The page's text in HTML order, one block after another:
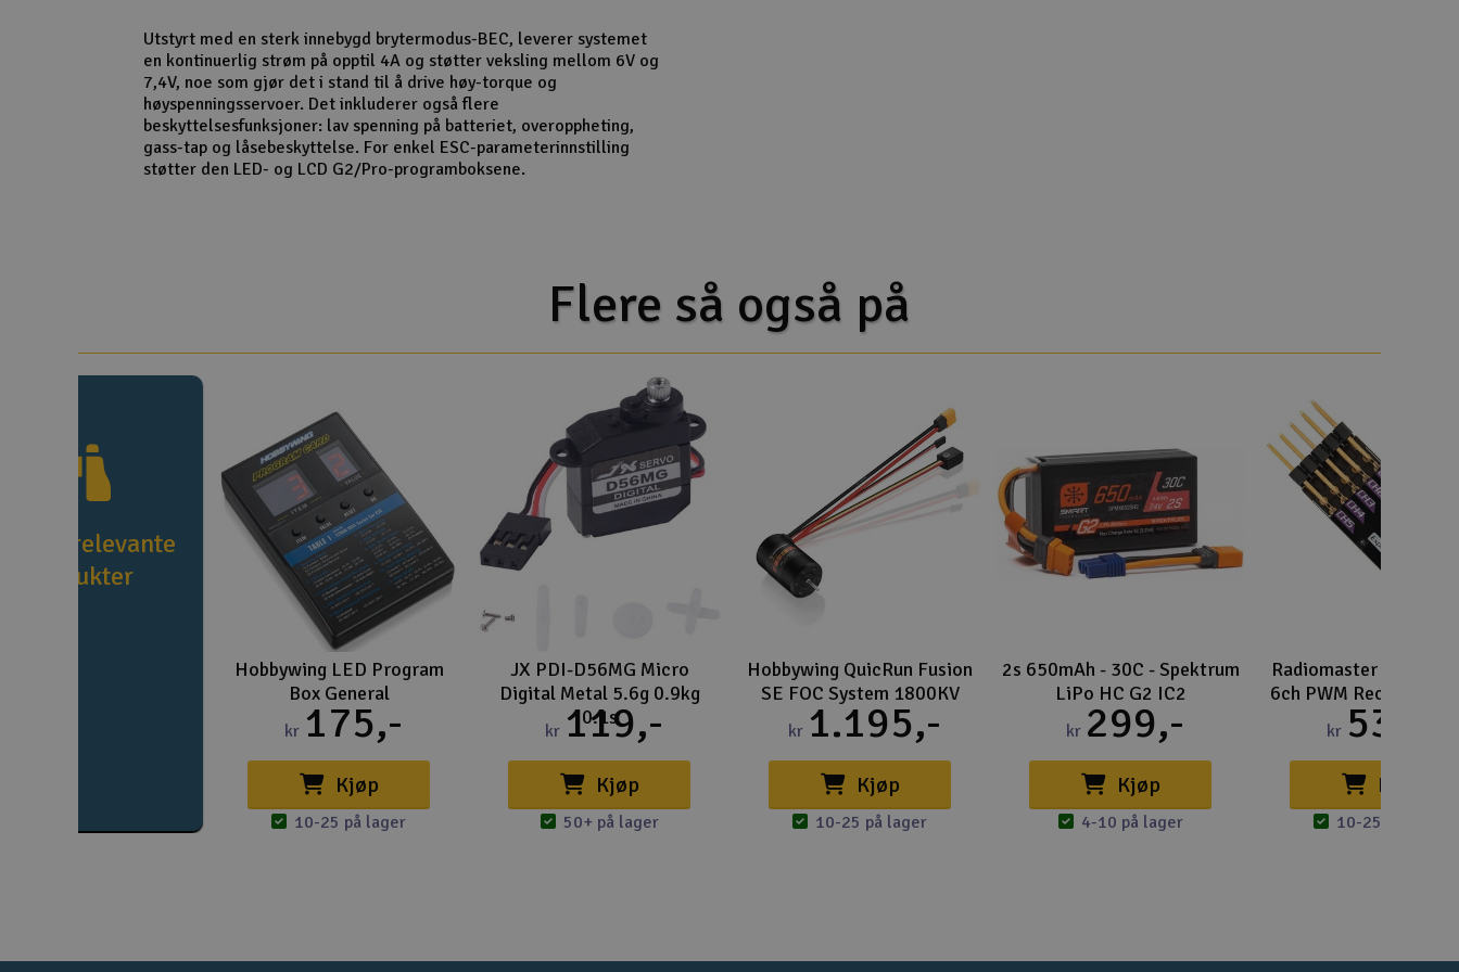
Utstyrt med en sterk innebygd brytermodus-BEC, leverer systemet
en kontinuerlig strøm på opptil 4A og støtter veksling mellom 6V og
7,4V, noe som gjør det i stand til å drive høy-torque og
høyspenningsservoer. Det inkluderer også flere
beskyttelsesfunksjoner: lav spenning på batteriet, overoppheting,
gass-tap og låsebeskyttelse. For enkel ESC-parameterinnstilling
støtter den LED- og LCD G2/Pro-programboksene.
Flere så også på
flere relevante
produkter
Hobbywing LED Program
Box General
kr 175,-
Kjøp
10-25 på lager
JX PDI-D56MG Micro
Digital Metal 5.6g 0.9kg
0.1s
kr 119,-
Kjøp
50+ på lager
Hobbywing QuicRun Fusion
SE FOC System 1800KV
kr 1.195,-
Kjøp
10-25 på lager
2s 650mAh - 30C - Spektrum
LiPo HC G2 IC2
kr 299,-
Kjøp
4-10 på lager
Radiomaster ELRS
6ch PWM Receiver
kr 539,-
Kjøp
10-25 på lager